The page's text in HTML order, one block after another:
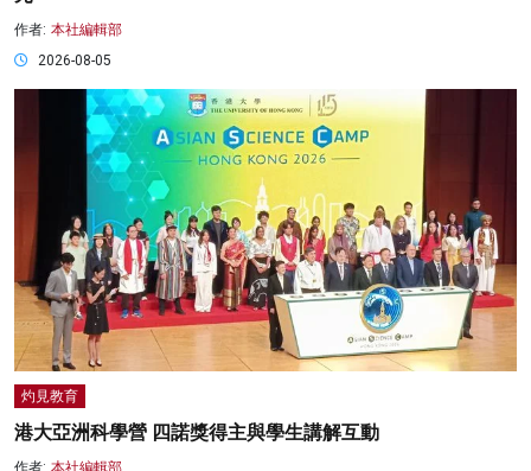
作者: 本社編輯部
2026-08-05
灼見教育
港大亞洲科學營 四諾獎得主與學生講解互動